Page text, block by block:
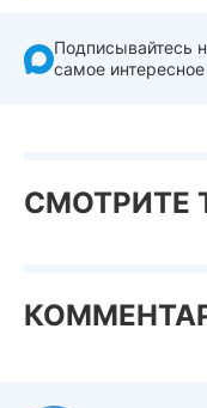
Подписывайтесь
самое интересное
СМОТРИТЕ